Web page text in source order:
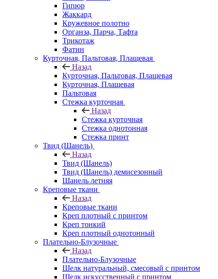
Гипюр
Жаккард
Кружевное полотно
Органза, Парча, Тафта
Трикотаж
Фатин
Курточная, Пальтовая, Плащевая
Назад
Курточная, Пальтовая, Плащевая
Курточная, Плащевая
Пальтовая
Стежка курточная
Назад
Стежка курточная
Стежка однотонная
Стежка принт
Твид (Шанель)
Назад
Твид (Шанель)
Твид (Шанель) демисезонный
Шанель летняя
Креповые ткани
Назад
Креповые ткани
Креп плотный с принтом
Креп тонкий
Креп плотный однотонный
Плательно-Блузочные
Назад
Плательно-Блузочные
Шелк натуральный, смесовый с принтом
Шелк искусственный с принтом